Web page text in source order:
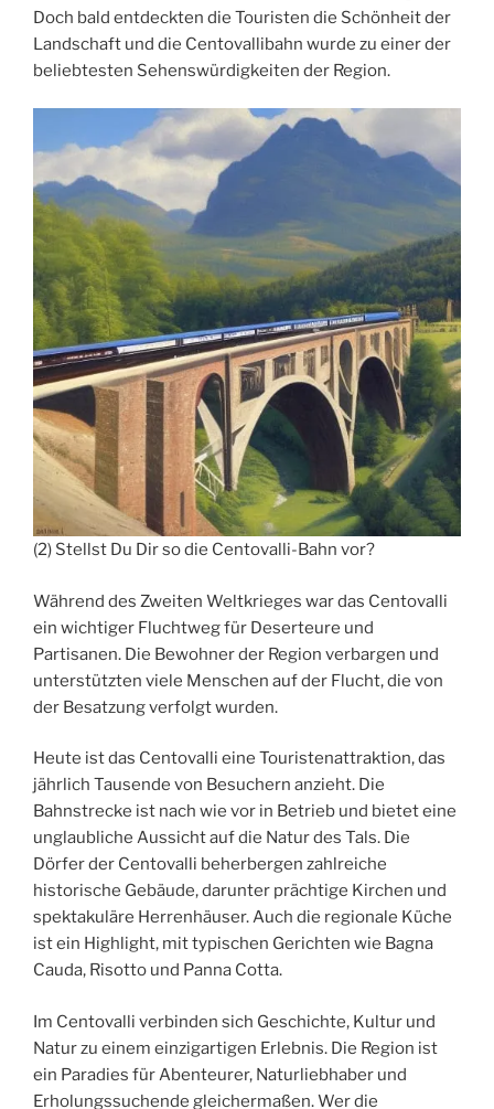
Doch bald entdeckten die Touristen die Schönheit der
Landschaft und die Centovallibahn wurde zu einer der
beliebtesten Sehenswürdigkeiten der Region.
(2) Stellst Du Dir so die Centovalli-Bahn vor?
Während des Zweiten Weltkrieges war das Centovalli
ein wichtiger Fluchtweg für Deserteure und
Partisanen. Die Bewohner der Region verbargen und
unterstützten viele Menschen auf der Flucht, die von
der Besatzung verfolgt wurden.
Heute ist das Centovalli eine Touristenattraktion, das
jährlich Tausende von Besuchern anzieht. Die
Bahnstrecke ist nach wie vor in Betrieb und bietet eine
unglaubliche Aussicht auf die Natur des Tals. Die
Dörfer der Centovalli beherbergen zahlreiche
historische Gebäude, darunter prächtige Kirchen und
spektakuläre Herrenhäuser. Auch die regionale Küche
ist ein Highlight, mit typischen Gerichten wie Bagna
Cauda, Risotto und Panna Cotta.
Im Centovalli verbinden sich Geschichte, Kultur und
Natur zu einem einzigartigen Erlebnis. Die Region ist
ein Paradies für Abenteurer, Naturliebhaber und
Erholungssuchende gleichermaßen. Wer die